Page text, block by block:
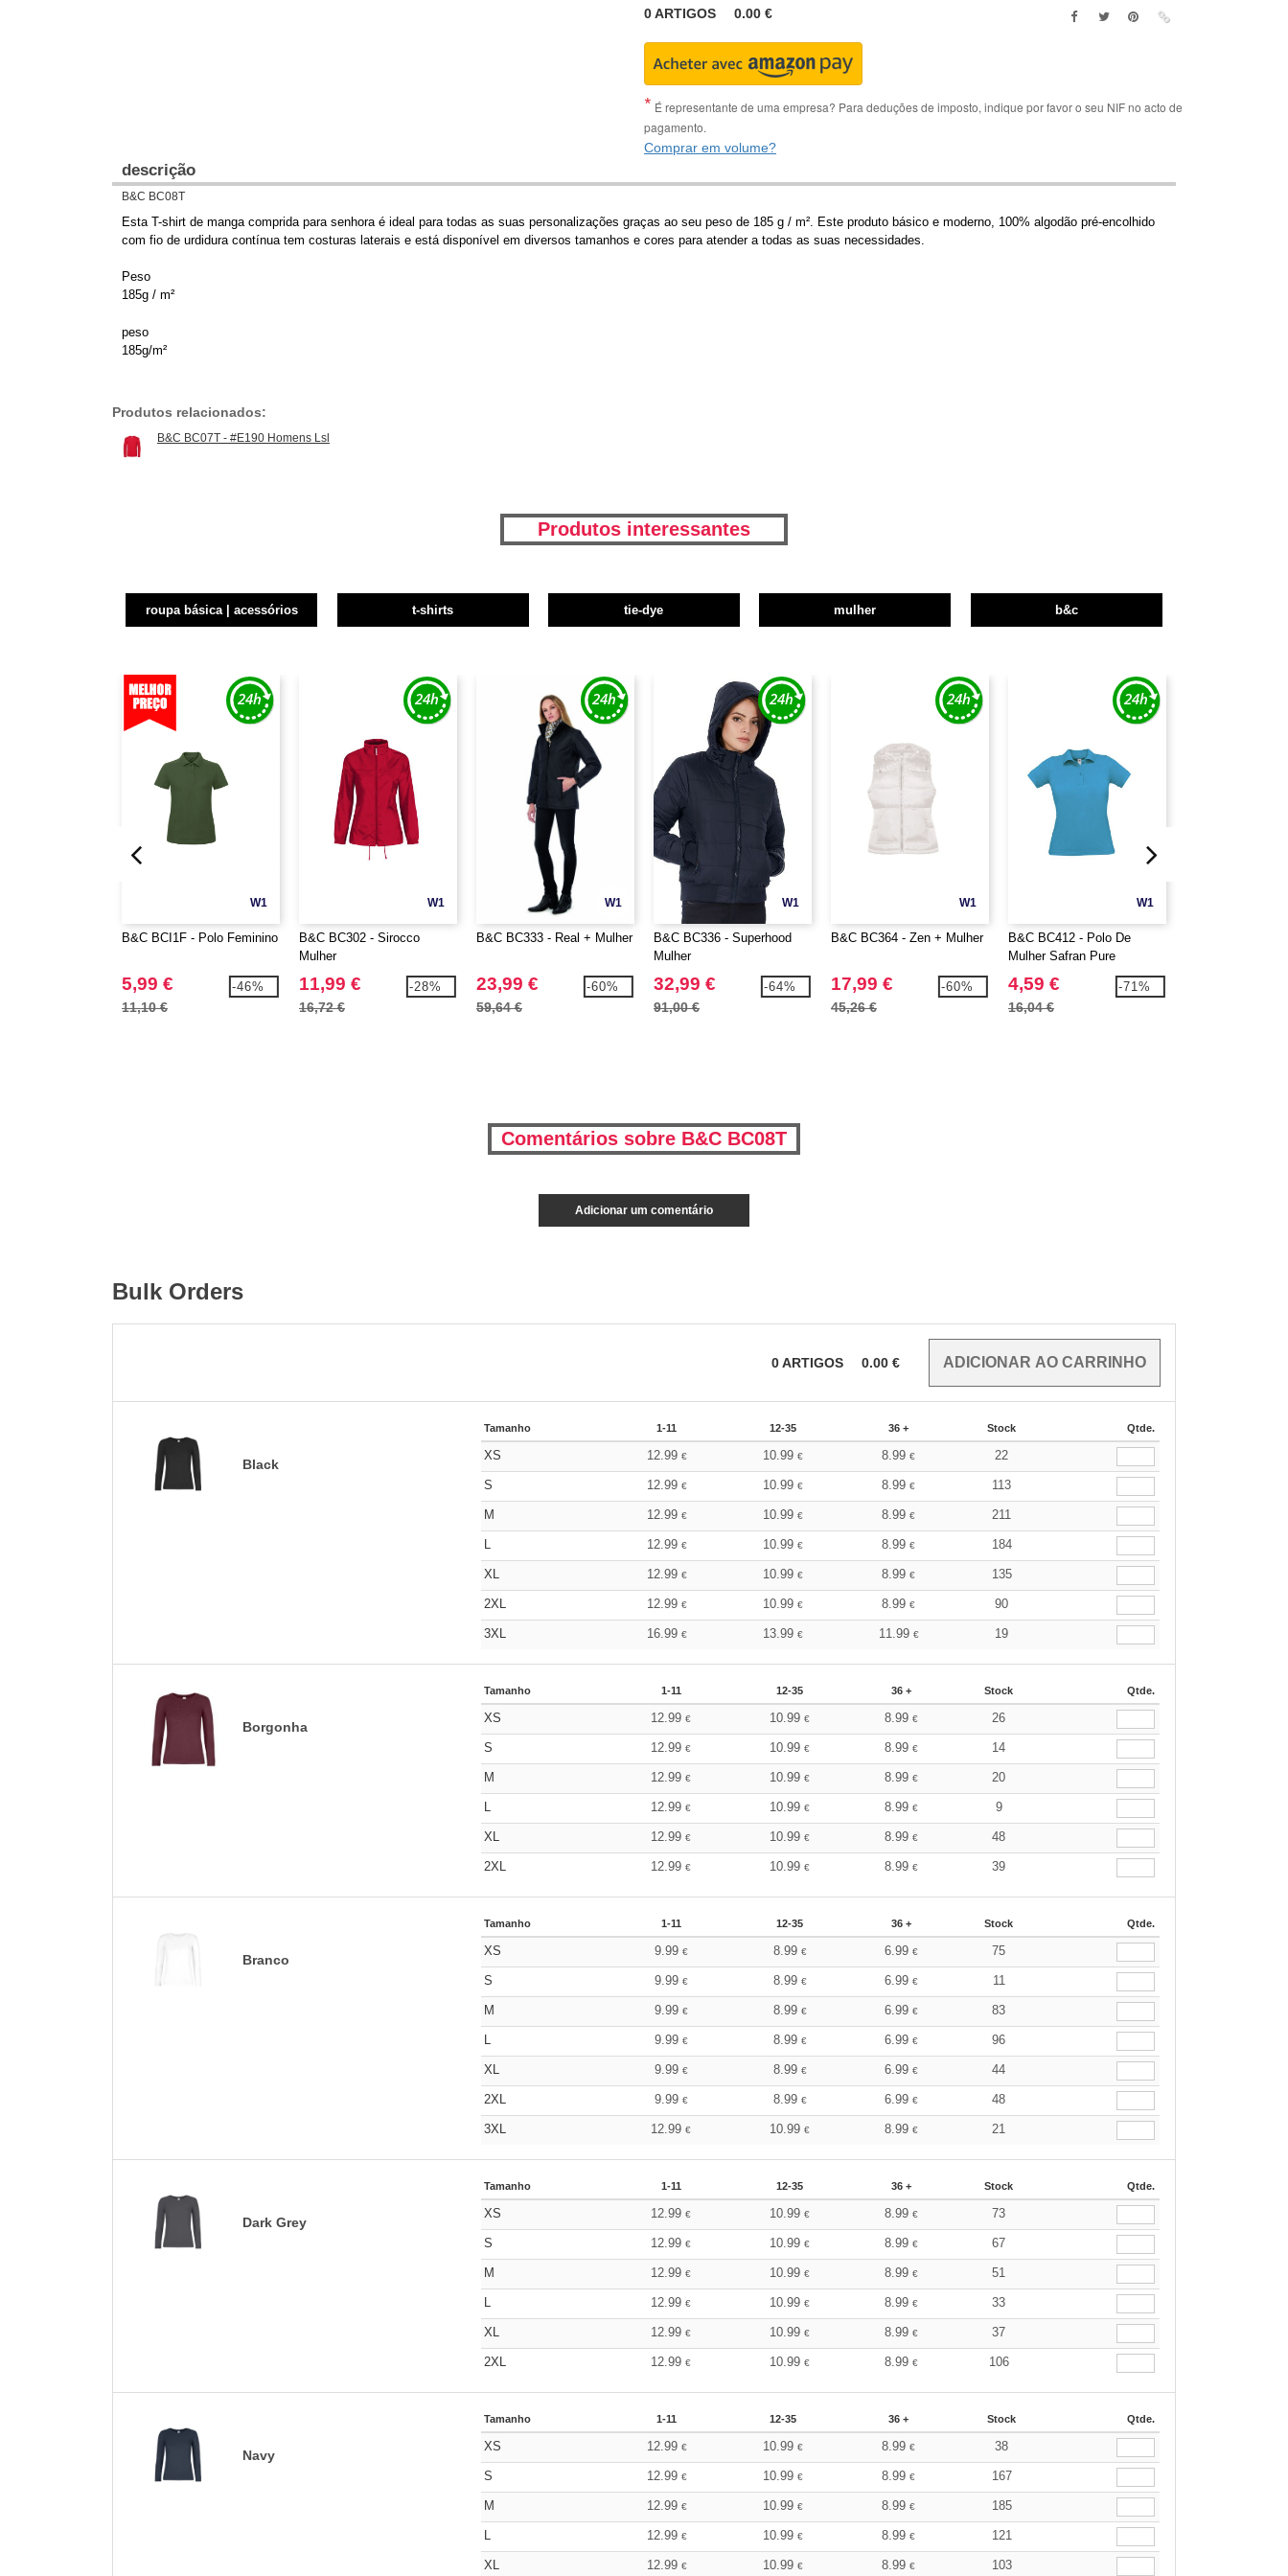
0ARTIGOS 0.00 €
É representante de uma empresa? Para deduções de imposto, indique por favor o seu NIF no acto de
pagamento.
Comprar em volume?
descrição
B&C BC08T
Esta T-shirt de manga comprida para senhora é ideal para todas as suas personalizações graças ao seu peso de 185 g / m². Este produto básico e moderno, 100% algodão pré-encolhido
com fio de urdidura contínua tem costuras laterais e está disponível em diversos tamanhos e cores para atender a todas as suas necessidades.
Peso
185g / m²
peso
185g/m²
Produtos relacionados:
B&C BC07T - #E190 Homens Lsl
Produtos interessantes
roupa básica | acessórios t-shirts tie-dye mulher b&c
W1
B&C BCI1F - Polo Feminino
5,99 €
11,10 €
-46%
W1
B&C BC302 - Sirocco
Mulher
11,99 €
16,72 €
-28%
W1
B&C BC333 - Real + Mulher
23,99 €
59,64 €
-60%
W1
B&C BC336 - Superhood
Mulher
32,99 €
91,00 €
-64%
W1
B&C BC364 - Zen + Mulher
17,99 €
45,26 €
-60%
W1
B&C BC412 - Polo De
Mulher Safran Pure
4,59 €
16,04 €
-71%
Comentários sobre B&C BC08T
Adicionar um comentário
Bulk Orders
0ARTIGOS 0.00 €
Black
Tamanho 1-11 12-35 36 + Stock Qtde.
XS 12.99 € 10.99 € 8.99€ 22
S 12.99 € 10.99 € 8.99€ 113
M 12.99 € 10.99 € 8.99€ 211
L 12.99 € 10.99 € 8.99€ 184
XL 12.99 € 10.99 € 8.99€ 135
2XL 12.99 € 10.99 € 8.99€ 90
3XL 16.99 € 13.99 € 11.99 € 19
Borgonha
Tamanho 1-11 12-35 36 + Stock Qtde.
XS 12.99€ 10.99€ 8.99 € 26
S 12.99€ 10.99€ 8.99 € 14
M 12.99€ 10.99€ 8.99 € 20
L 12.99€ 10.99€ 8.99 € 9
XL 12.99€ 10.99€ 8.99 € 48
2XL 12.99€ 10.99€ 8.99 € 39
Branco
Tamanho 1-11 12-35 36 + Stock Qtde.
XS 9.99 € 8.99 € 6.99 € 75
S 9.99 € 8.99 € 6.99 € 11
M 9.99 € 8.99 € 6.99 € 83
L 9.99 € 8.99 € 6.99 € 96
XL 9.99 € 8.99 € 6.99 € 44
2XL 9.99 € 8.99 € 6.99 € 48
3XL 12.99€ 10.99€ 8.99 € 21
Dark Grey
Tamanho 1-11 12-35 36 + Stock Qtde.
XS 12.99€ 10.99€ 8.99 € 73
S 12.99€ 10.99€ 8.99 € 67
M 12.99€ 10.99€ 8.99 € 51
L 12.99€ 10.99€ 8.99 € 33
XL 12.99€ 10.99€ 8.99 € 37
2XL 12.99€ 10.99€ 8.99 € 106
Navy
Tamanho 1-11 12-35 36 + Stock Qtde.
XS 12.99 € 10.99 € 8.99€ 38
S 12.99 € 10.99 € 8.99€ 167
M 12.99 € 10.99 € 8.99€ 185
L 12.99 € 10.99 € 8.99€ 121
XL 12.99 € 10.99 € 8.99€ 103